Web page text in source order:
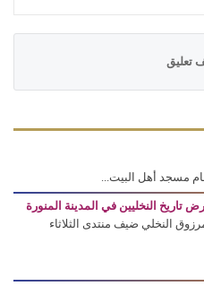
تعليق
مسجد أهل البيت...
تاريخ النخليين في المدينة المنورة
النخلي ضيف منتدى الثلاثاء